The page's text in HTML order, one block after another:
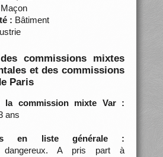
Maçon
: Bâtiment
commissions mixtes
et des commissions
Paris
la commission mixte Var :
ans
en liste générale :
dangereux. A pris part à